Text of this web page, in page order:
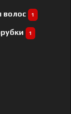
волос 1
1